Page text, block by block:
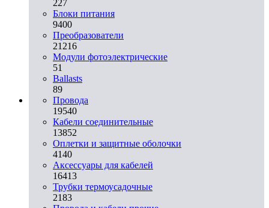
227
Блоки питания
9400
Преобразователи
21216
Модули фотоэлектрические
51
Ballasts
89
Провода
19540
Кабели соединительные
13852
Оплетки и защитные оболочки
4140
Аксессуары для кабелей
16413
Трубки термоусадочные
2183